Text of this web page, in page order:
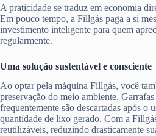
A praticidade se traduz em economia
Em pouco tempo, a Fillgás paga a si
investimento inteligente para quem
regularmente.
Uma solução sustentável e consciente
Ao optar pela máquina Fillgás, você
preservação do meio ambiente.
frequentemente são descartadas após o
quantidade de lixo gerado. Com a
reutilizáveis, reduzindo drasticamente